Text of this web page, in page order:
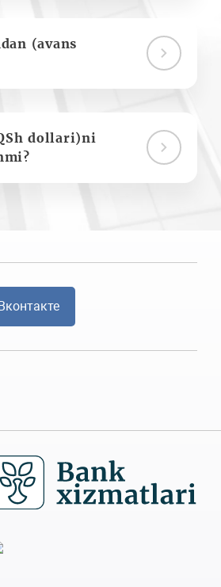
(avans
dollari)ni